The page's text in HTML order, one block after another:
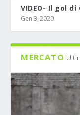
VIDEO- Il gol di
Gen 3, 2020
MERCATO